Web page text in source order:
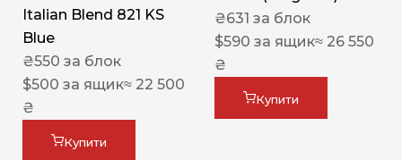
Italian Blend 821 KS
Blue
₴550 за блок
$500 за ящик≈ 22 500
₴
Купити
₴631 за блок
$590 за ящик≈ 26 550
₴
Купити